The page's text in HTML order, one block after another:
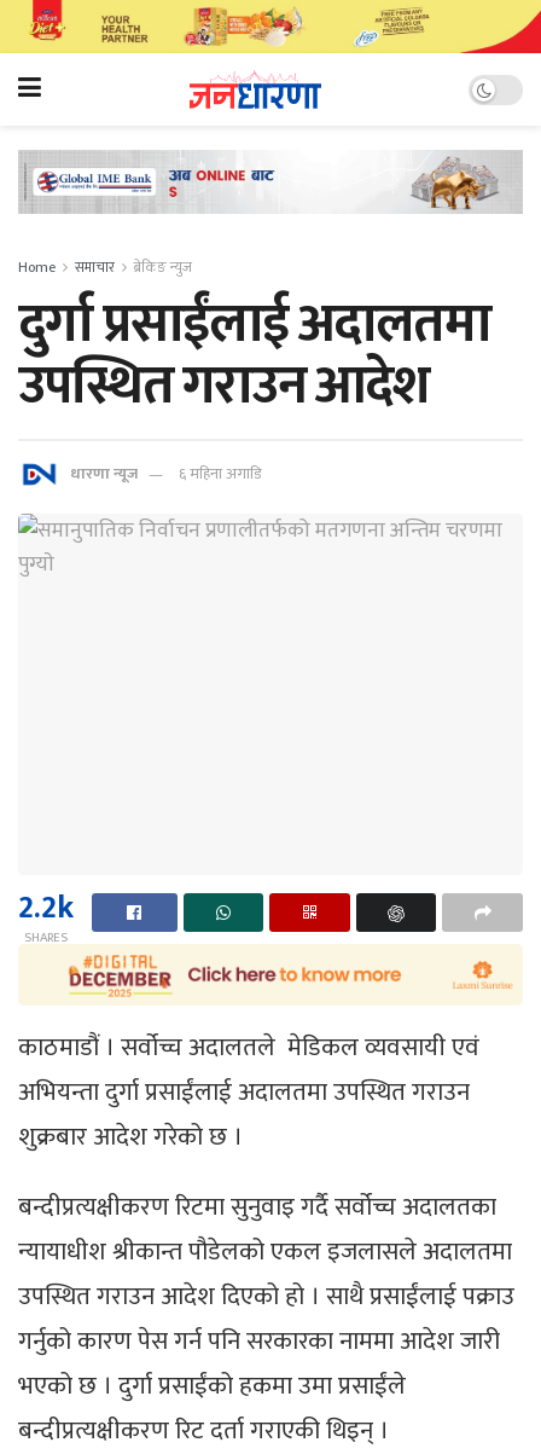
Home समाचार ब्रेकिङ न्युज
दुर्गा प्रसाईंलाई अदालतमा
उपस्थित गराउन आदेश
धारणा न्यूज ६ महिना अगाडि
2.2k
SHARES
काठमाडौं । सर्वोच्च अदालतले मेडिकल व्यवसायी एवं
अभियन्ता दुर्गा प्रसाईंलाई अदालतमा उपस्थित गराउन
शुक्रबार आदेश गरेको छ ।
बन्दीप्रत्यक्षीकरण रिटमा सुनुवाइ गर्दै सर्वोच्च अदालतका
न्यायाधीश श्रीकान्त पौडेलको एकल इजलासले अदालतमा
उपस्थित गराउन आदेश दिएको हो । साथै प्रसाईंलाई पक्राउ
गर्नुको कारण पेस गर्न पनि सरकारका नाममा आदेश जारी
भएको छ । दुर्गा प्रसाईंको हकमा उमा प्रसाईंले
बन्दीप्रत्यक्षीकरण रिट दर्ता गराएकी थिइन् ।